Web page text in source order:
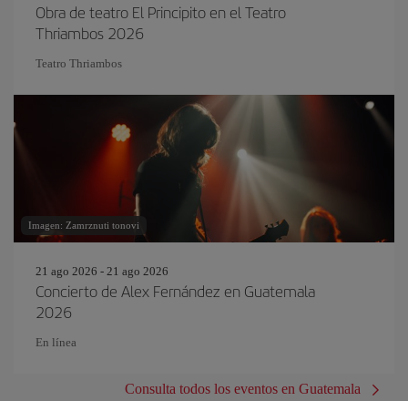
Obra de teatro El Principito en el Teatro
Thriambos 2026
Teatro Thriambos
Imagen: Zamrznuti tonovi
21 ago 2026 - 21 ago 2026
Concierto de Alex Fernández en Guatemala
2026
En línea
Consulta todos los eventos en Guatemala